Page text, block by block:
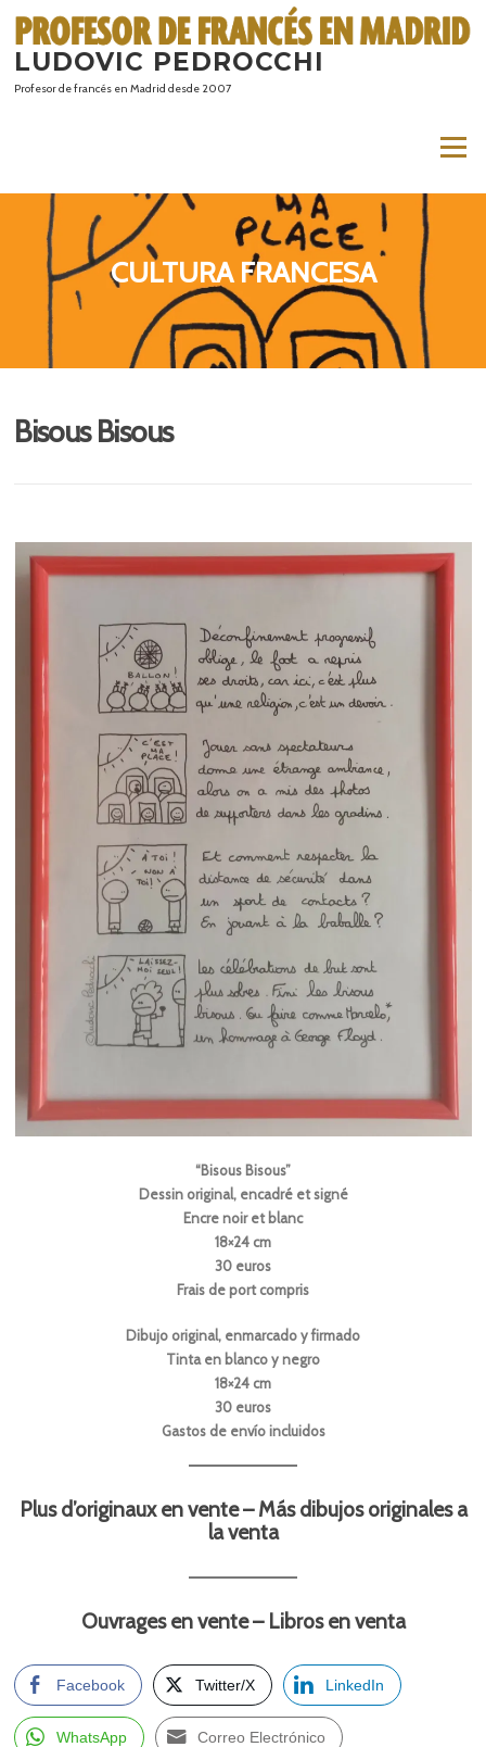
contenido
LUDOVIC PEDROCCHI
Profesor de francés en Madrid desde 2007
Menú
CULTURA FRANCESA
Bisous Bisous
“Bisous Bisous”
Dessin original, encadré et signé
Encre noir et blanc
18×24 cm
30 euros
Frais de port compris
Dibujo original, enmarcado y firmado
Tinta en blanco y negro
18×24 cm
30 euros
Gastos de envío incluidos
Plus d’originaux en vente – Más dibujos originales a
la venta
Ouvrages en vente – Libros en venta
Facebook Twitter/X LinkedIn
WhatsApp Correo Electrónico